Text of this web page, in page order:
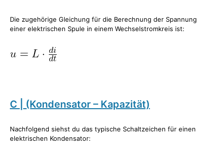
Die zugehörige Gleichung für die Berechnung der Spannung
einer elektrischen Spule in einem Wechselstromkreis ist:
C | (Kondensator – Kapazität)
Nachfolgend siehst du das typische Schaltzeichen für einen
elektrischen Kondensator: